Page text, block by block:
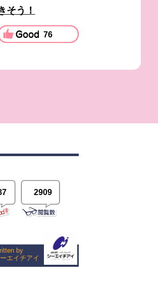
そう！
76
2909
by
エイチアイ